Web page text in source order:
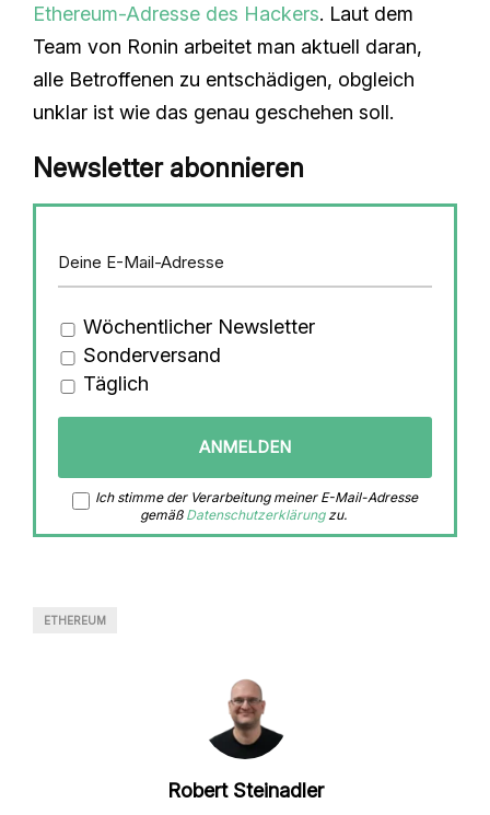
Ethereum-Adresse des Hackers. Laut dem
Team von Ronin arbeitet man aktuell daran,
alle Betroffenen zu entschädigen, obgleich
unklar ist wie das genau geschehen soll.
Newsletter abonnieren
Wöchentlicher Newsletter
Sonderversand
Täglich
Ich stimme der Verarbeitung meiner E-Mail-Adresse
gemäß Datenschutzerklärungzu.
ETHEREUM
Robert Steinadler